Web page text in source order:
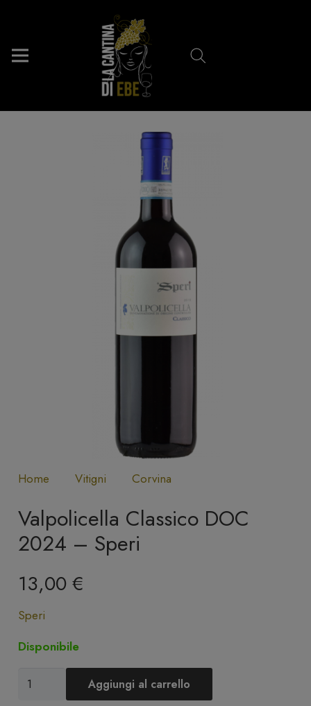
Home Vitigni Corvina
Valpolicella Classico DOC
2024 – Speri
13,00€
Speri
Disponibile
Valpolicella
Aggiungi al carrello